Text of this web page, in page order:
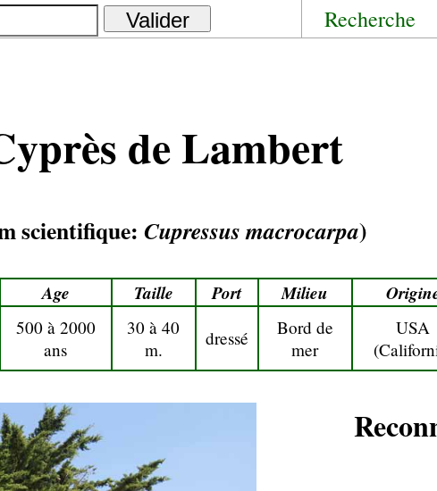
Recherche
de Lambert
scientifique: Cupressus macrocarpa)
Age Taille Port Milieu
500 à 2000
ans
30 à 40
m.
dressé
Bord de
mer
USA